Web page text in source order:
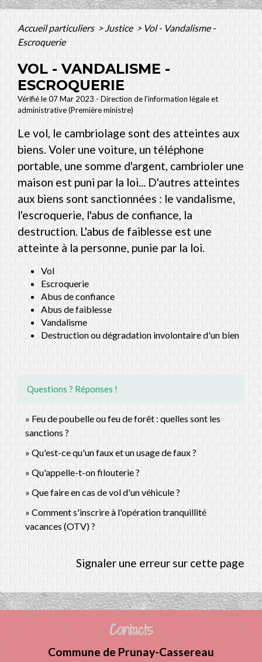
Accueil particuliers>Justice >Vol - Vandalisme -
Escroquerie
VOL - VANDALISME -
ESCROQUERIE
Vérifié le 07 Mar 2023 - Direction de l'information légale et
administrative (Première ministre)
Le vol, le cambriolage sont des atteintes aux
biens. Voler une voiture, un téléphone
portable, une somme d'argent, cambrioler une
maison est puni par la loi... D'autres atteintes
aux biens sont sanctionnées : le vandalisme,
l'escroquerie, l'abus de confiance, la
destruction. L'abus de faiblesse est une
atteinte à la personne, punie par la loi.
Vol
Escroquerie
Abus de confiance
Abus de faiblesse
Vandalisme
Destruction ou dégradation involontaire d'un bien
Questions ? Réponses !
Feu de poubelle ou feu de forêt : quelles sont les
sanctions ?
Qu'est-ce qu'un faux et un usage de faux ?
Qu'appelle-t-on filouterie ?
Que faire en cas de vol d'un véhicule ?
Comment s'inscrire à l'opération tranquillité
vacances (OTV) ?
Signaler une erreur sur cette page
Contacts
Commune de Prunay-Cassereau